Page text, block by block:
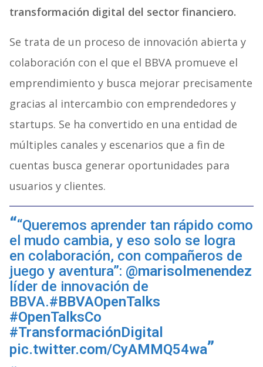
transformación digital del sector financiero.
Se trata de un proceso de innovación abierta y
colaboración con el que el BBVA promueve el
emprendimiento y busca mejorar precisamente
gracias al intercambio con emprendedores y
startups. Se ha convertido en una entidad de
múltiples canales y escenarios que a fin de
cuentas busca generar oportunidades para
usuarios y clientes.
“Queremos aprender tan rápido como
el mudo cambia, y eso solo se logra
en colaboración, con compañeros de
juego y aventura”: @marisolmenendez
líder de innovación de
BBVA.#BBVAOpenTalks
#OpenTalksCo
#TransformaciónDigital
pic.twitter.com/CyAMMQ54wa